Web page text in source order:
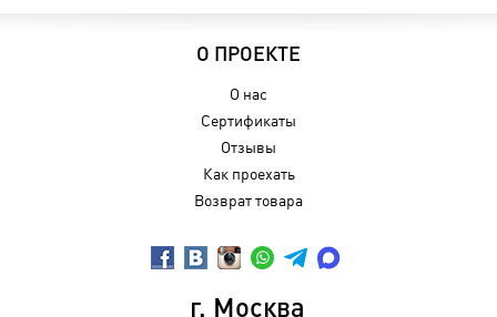
О ПРОЕКТЕ
О нас
Сертификаты
Отзывы
Как проехать
Возврат товара
г. Москва